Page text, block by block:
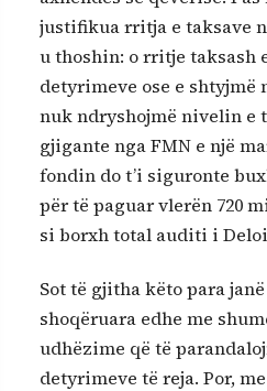
justifikua rritja e taksave
u thoshin: o rritje taksash
detyrimeve ose e shtyjmë
nuk ndryshojmë nivelin e
gjigante nga FMN e një
fondin do t’i siguronte
për të paguar vlerën 720
si borxh total auditi i
Sot të gjitha këto para
shoqëruara edhe me
udhëzime që të
detyrimeve të reja. Por,